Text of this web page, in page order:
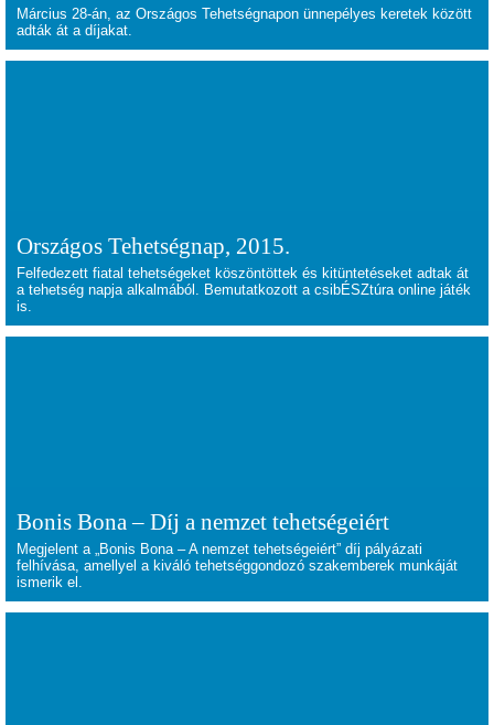
Március 28-án, az Országos Tehetségnapon ünnepélyes keretek között
adták át a díjakat.
Országos Tehetségnap, 2015.
Felfedezett fiatal tehetségeket köszöntöttek és kitüntetéseket adtak át
a tehetség napja alkalmából. Bemutatkozott a csibÉSZtúra online játék
is.
Bonis Bona – Díj a nemzet tehetségeiért
Megjelent a „Bonis Bona – A nemzet tehetségeiért” díj pályázati
felhívása, amellyel a kiváló tehetséggondozó szakemberek munkáját
ismerik el.